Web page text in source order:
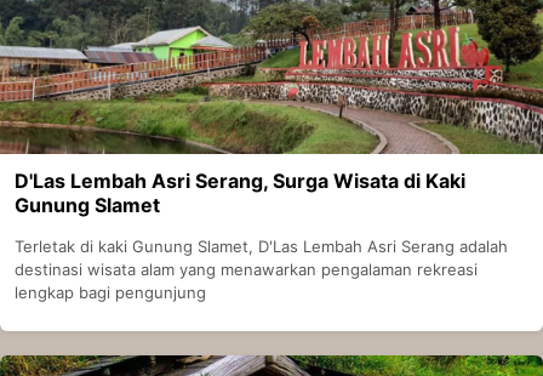
D'Las Lembah Asri Serang, Surga Wisata di Kaki
Gunung Slamet
Terletak di kaki Gunung Slamet, D'Las Lembah Asri Serang adalah
destinasi wisata alam yang menawarkan pengalaman rekreasi
lengkap bagi pengunjung